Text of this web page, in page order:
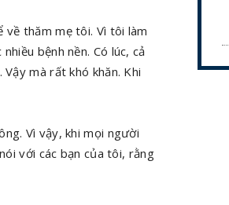
về thăm mẹ tôi. Vì tôi làm
bệnh nền. Có lúc, cả
mà rất khó khăn. Khi
Vì vậy, khi mọi người
với các bạn của tôi, rằng